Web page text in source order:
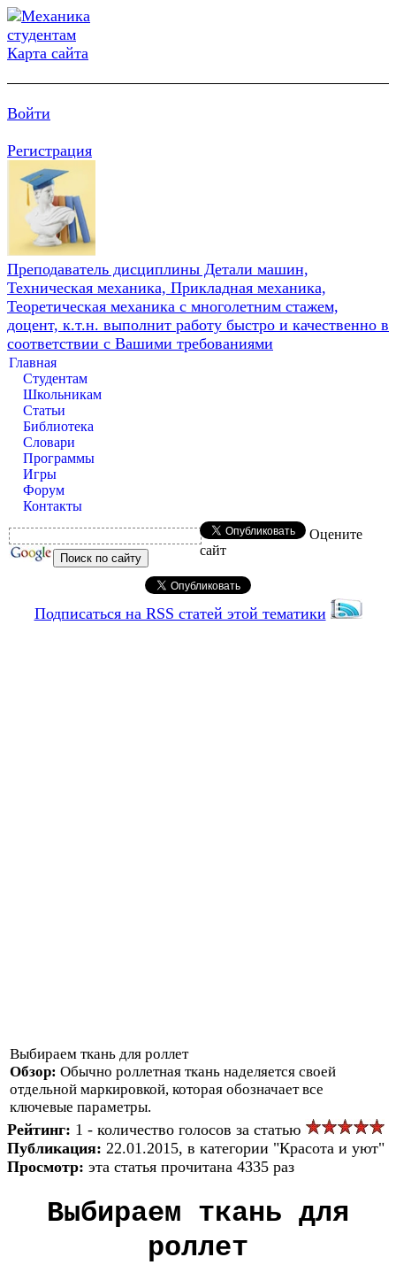
Карта сайта
Войти
Регистрация
Преподаватель дисциплины Детали машин,
Техническая механика, Прикладная механика,
Теоретическая механика с многолетним стажем,
доцент, к.т.н. выполнит работу быстро и качественно в
соответствии с Вашими требованиями
Главная
Студентам
Школьникам
Статьи
Библиотека
Словари
Программы
Игры
Форум
Контакты
Оцените
сайт
Подписаться на RSS статей этой тематики
Выбираем ткань для роллет
Обзор: Обычно роллетная ткань наделяется своей
отдельной маркировкой, которая обозначает все
ключевые параметры.
Рейтинг: 1 - количество голосов за статью
Публикация: 22.01.2015, в категории "Красота и уют"
Просмотр: эта статья прочитана 4335 раз
Выбираем ткань для
роллет